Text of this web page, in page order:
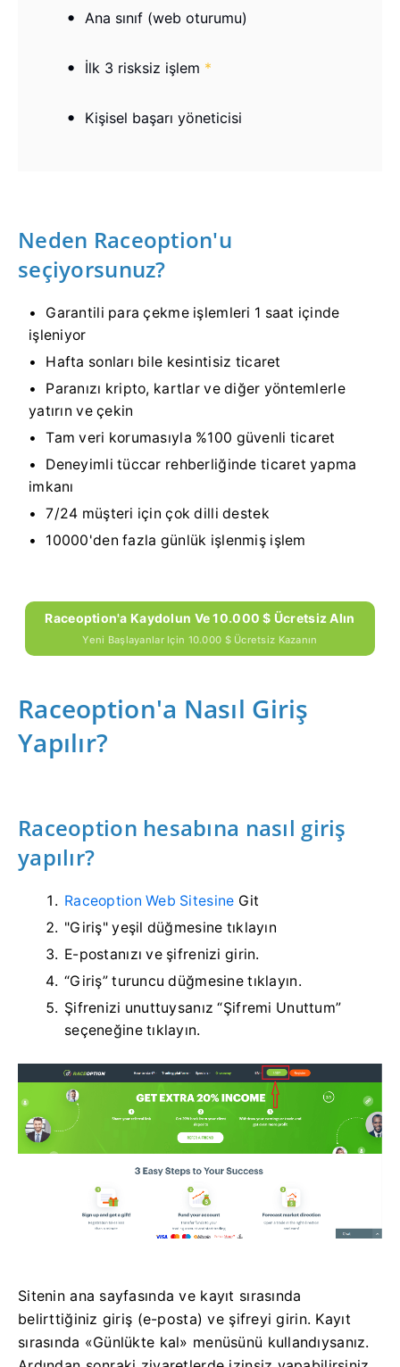
Ana sınıf (web oturumu)
İlk 3 risksiz işlem *
Kişisel başarı yöneticisi
Neden Raceoption'u
seçiyorsunuz?
Garantili para çekme işlemleri 1 saat içinde
işleniyor
Hafta sonları bile kesintisiz ticaret
Paranızı kripto, kartlar ve diğer yöntemlerle
yatırın ve çekin
Tam veri korumasıyla %100 güvenli ticaret
Deneyimli tüccar rehberliğinde ticaret yapma
imkanı
7/24 müşteri için çok dilli destek
10000'den fazla günlük işlenmiş işlem
Raceoption'a Kaydolun Ve 10.000 $ Ücretsiz Alın
Yeni Başlayanlar Için 10.000 $ Ücretsiz Kazanın
Raceoption'a Nasıl Giriş
Yapılır?
Raceoption hesabına nasıl giriş
yapılır?
Raceoption Web Sitesine Git
"Giriş" yeşil düğmesine tıklayın
E-postanızı ve şifrenizi girin.
“Giriş” turuncu düğmesine tıklayın.
Şifrenizi unuttuysanız “Şifremi Unuttum”
seçeneğine tıklayın.
Sitenin ana sayfasında ve kayıt sırasında
belirttiğiniz giriş (e-posta) ve şifreyi girin. Kayıt
sırasında «Günlükte kal» menüsünü kullandıysanız.